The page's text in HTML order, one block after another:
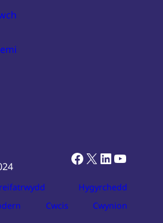
Facebook
X LinkedIn
Hygyrchedd
Cwcis Cwynion